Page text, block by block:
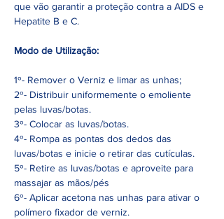
que vão garantir a proteção contra a AIDS e
Hepatite B e C.
Modo de Utilização:
1º- Remover o Verniz e limar as unhas;
2º- Distribuir uniformemente o emoliente
pelas luvas/botas.
3º- Colocar as luvas/botas.
4º- Rompa as pontas dos dedos das
luvas/botas e inicie o retirar das cutículas.
5º- Retire as luvas/botas e aproveite para
massajar as mãos/pés
6º- Aplicar acetona nas unhas para ativar o
polímero fixador de verniz.